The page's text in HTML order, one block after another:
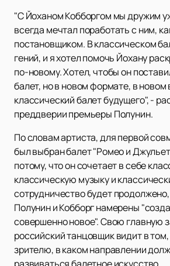
"С Йоханом Кобборгом мы дружим
всегда мечтал поработать с ним,
постановщиком. В классическом
гений, и я хотел помочь Йохану
по-новому. Хотел, чтобы он
балет, но в новом формате, в новом
классический балет будущего", -
преддверии премьеры Полунин.
По словам артиста, для первой
был выбран балет "Ромео и
потому, что он сочетает в себе
классическую музыку и
сотрудничество будет
Полунин и Кобборг намерены
совершенно новое". Свою главную
российский танцовщик видит в
зрителю, в каком направлении